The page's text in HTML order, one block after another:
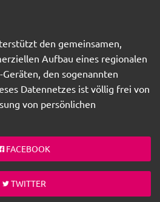
den gemeinsamen,
Aufbau eines regionalen
den sogenannten
Datennetzes ist völlig frei von
von persönlichen
FACEBOOK
TWITTER